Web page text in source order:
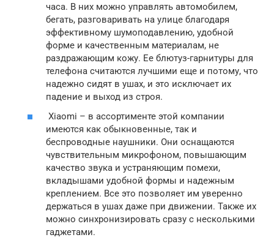
часа. В них можно управлять автомобилем,
бегать, разговаривать на улице благодаря
эффективному шумоподавлению, удобной
форме и качественным материалам, не
раздражающим кожу. Ее блютуз-гарнитуры для
телефона считаются лучшими еще и потому, что
надежно сидят в ушах, и это исключает их
падение и выход из строя.
Xiaomi – в ассортименте этой компании
имеются как обыкновенные, так и
беспроводные наушники. Они оснащаются
чувствительным микрофоном, повышающим
качество звука и устраняющим помехи,
вкладышами удобной формы и надежным
креплением. Все это позволяет им уверенно
держаться в ушах даже при движении. Также их
можно синхронизировать сразу с несколькими
гаджетами.